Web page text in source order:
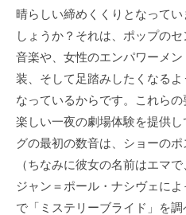
晴らしい締めくくりとなって
しょうか？それは、ポップの
音楽や、女性のエンパワーメ
装、そして足踏みしたくなる
なっているからです。これら
楽しい一夜の劇場体験を提供
グの最初の数音は、ショーの
（ちなみに彼女の名前はエマ
ジャン＝ポール・ナシヴェに
で「ミステリーブライド」を